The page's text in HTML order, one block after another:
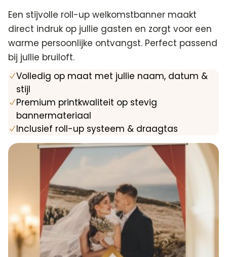
Een stijvolle roll-up welkomstbanner maakt
direct indruk op jullie gasten en zorgt voor een
warme persoonlijke ontvangst. Perfect passend
bij jullie bruiloft.
NVolledig op maat met jullie naam, datum &
stijl
NPremium printkwaliteit op stevig
bannermateriaal
NInclusief roll-up systeem & draagtas